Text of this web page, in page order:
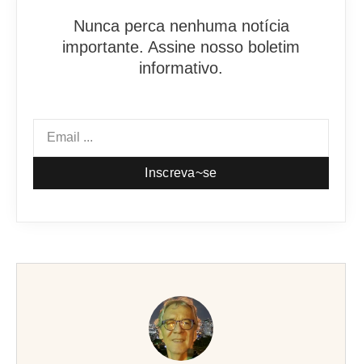
Nunca perca nenhuma notícia
importante. Assine nosso boletim
informativo.
Inscreva~se